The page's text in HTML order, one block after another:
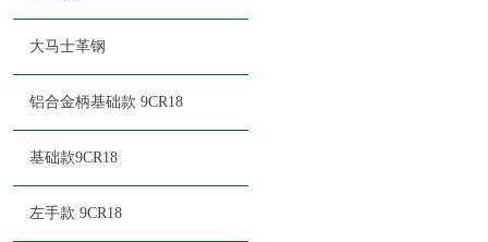
大马士革钢
铝合金柄基础款 9CR18
基础款9CR18
左手款 9CR18